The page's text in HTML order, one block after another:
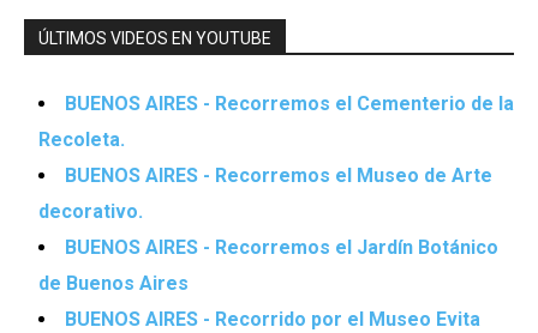
ÚLTIMOS VIDEOS EN YOUTUBE
BUENOS AIRES - Recorremos el Cementerio de la
Recoleta.
BUENOS AIRES - Recorremos el Museo de Arte
decorativo.
BUENOS AIRES - Recorremos el Jardín Botánico
de Buenos Aires
BUENOS AIRES - Recorrido por el Museo Evita